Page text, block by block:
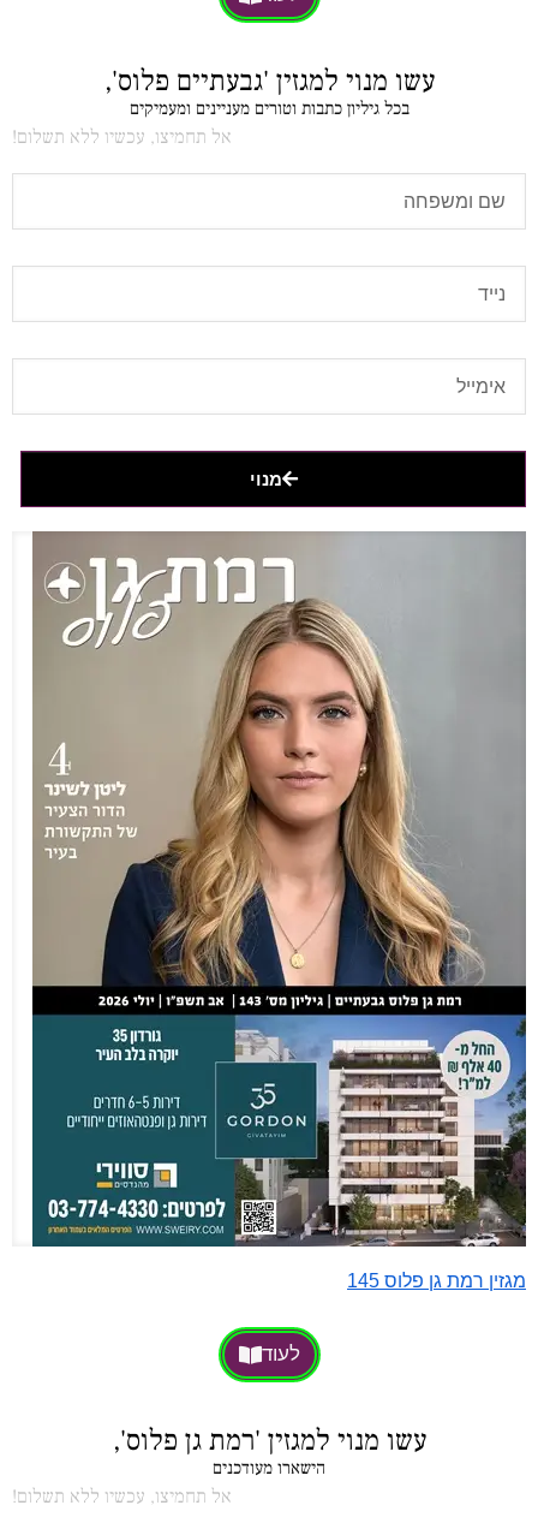
עשו מנוי למגזין 'גבעתיים פלוס',
בכל גיליון כתבות וטורים מעניינים ומעמיקים
אל תחמיצו, עכשיו ללא תשלום!
מנוי
מגזין רמת גן פלוס 145
לעוד
עשו מנוי למגזין 'רמת גן פלוס',
הישארו מעודכנים
אל תחמיצו, עכשיו ללא תשלום!